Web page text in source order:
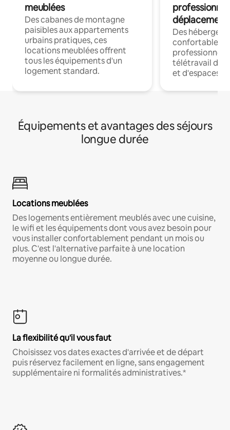
meublées
Des cabanes de montagne
paisibles aux appartements
urbains pratiques, ces
locations meublées offrent
tous les équipements d'un
logement standard.
déplacement
Des
confortables
professionnels
télétravail
et d'espaces
Équipements et avantages des séjours
longue durée
Locations meublées
Des logements entièrement meublés avec une cuisine,
le wifi et les équipements dont vous avez besoin pour
vous installer confortablement pendant un mois ou
plus. C'est l'alternative parfaite à une location
moyenne ou longue durée.
La flexibilité qu'il vous faut
Choisissez vos dates exactes d'arrivée et de départ
puis réservez facilement en ligne, sans engagement
supplémentaire ni formalités administratives.*